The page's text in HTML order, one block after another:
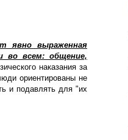
явно выраженная
во всем: общение,
наказания за
ориентированы не
и подавлять для "их